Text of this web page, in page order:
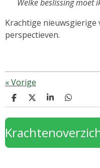
Welke beslissing moet
Krachtige
perspectieven.
«Vorige
D
e
l
n
D
e
e
S
h
a
e
D
e
l
n